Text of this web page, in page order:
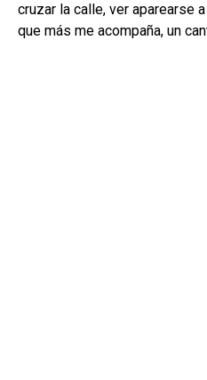
cruzar la calle, ver aparearse
que más me acompaña, un